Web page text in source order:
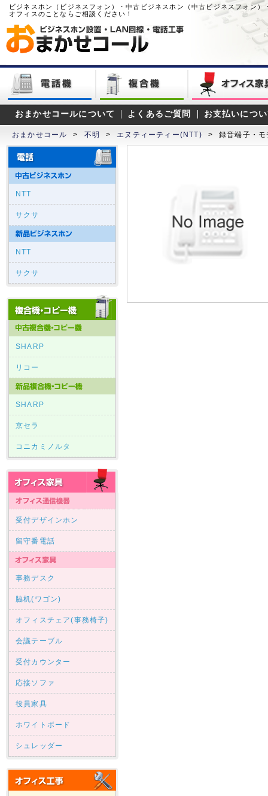
ビジネスホン（ビジネスフォン）・中古ビジネスホン（中古ビジネスフォン
オフィスのことならご相談ください！
おまかせコールについて よくあるご質問 お支払いにつ
おまかせコール > 不明 > エヌティーティー(NTT) > 録音端子・
NTT
サクサ
NTT
サクサ
SHARP
リコー
SHARP
京セラ
コニカミノルタ
受付デザインホン
留守番電話
事務デスク
脇机(ワゴン)
オフィスチェア(事務椅子)
会議テーブル
受付カウンター
応接ソファ
役員家具
ホワイトボード
シュレッダー